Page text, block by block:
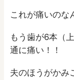
これが痛いのな
もう歯が6本（
通に痛い！！
夫のほうがかみ